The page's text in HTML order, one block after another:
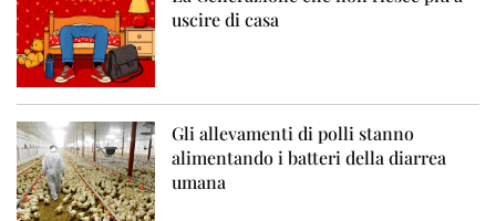
uscire di casa
Gli allevamenti di polli stanno
alimentando i batteri della diarrea
umana